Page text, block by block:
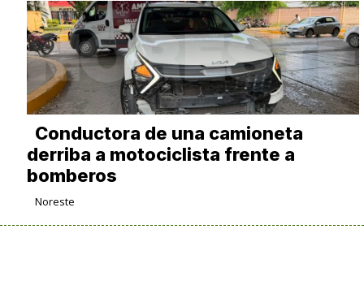
Conductora de una camioneta
derriba a motociclista frente a
bomberos
Noreste